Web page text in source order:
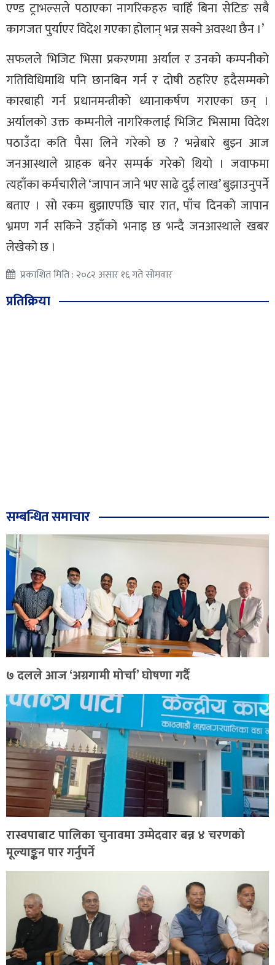
एण्ड ट्राभल्सले पठाएका नागरिकहरु चाहिँ बिना सेटिङ सबै
कागजत पुर्याएर विदेश गएका होलान् भन्न सक्ने अवस्था छैन ।’
सफलले भिजिट भिसा प्रकरणमा अर्याल र उनको कम्पनीको
गतिविधिमाथि पनि छानबिन गर्न र दोषी ठहरिए हदैसम्मको
कारबाही गर्न प्रधानमन्त्रीको ध्यानाकर्षण गराएका छन् ।
अर्यालको उक्त कम्पनीले नागरिकलाई भिजिट भिसामा विदेश
पठाउँदा कति पैसा लिने गरेको छ ? भन्नेबारे बुझ्न आज
जनआस्थाले ग्राहक बनेर सम्पर्क गरेको थियो । जवाफमा
त्यहाँका कर्मचारीले ‘जापान जाने भए साढे दुई लाख’ बुझाउनुपर्ने
बताए । सो रकम बुझाएपछि चार रात, पाँच दिनको जापान
भ्रमण गर्न सकिने उहाँको भनाइ छ भन्दै जनआस्थाले खबर
लेखेको छ ।
प्रकाशित मिति : २०८२ असार १६ गते सोमवार
प्रतिक्रिया
सम्बन्धित समाचार
७ दलले आज ‘अग्रगामी मोर्चा’ घोषणा गर्दै
रास्वपाबाट पालिका चुनावमा उम्मेदवार बन्न ४ चरणको
मूल्याङ्कन पार गर्नुपर्ने